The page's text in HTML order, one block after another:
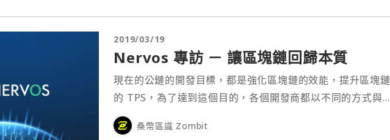
2019/03/19
Nervos 專訪 － 讓區塊鏈回歸本質
現在的公鏈的開發目標，都是強化區塊鏈的效能，提升區塊鏈
的 TPS，為了達到這個目的，各個開發商都以不同的方式與思
維而努力。更高層級的應用，需要更高性能的基礎設施，這是
相當合理的。只是當現在人們都說區塊鏈的性能不足時，我們
桑幣區識 Zombit